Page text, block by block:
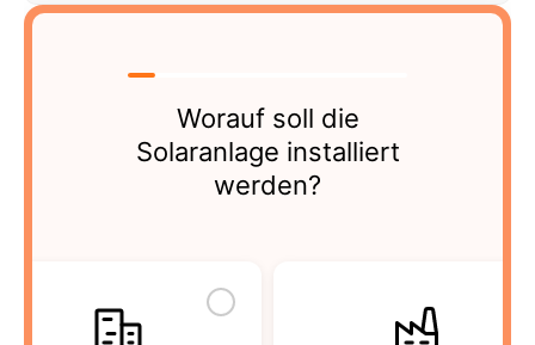
Worauf soll die
Solaranlage installiert
werden?